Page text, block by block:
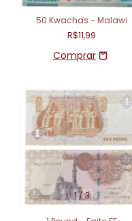
50 Kwachas - Malawi
R$11,99
1/3